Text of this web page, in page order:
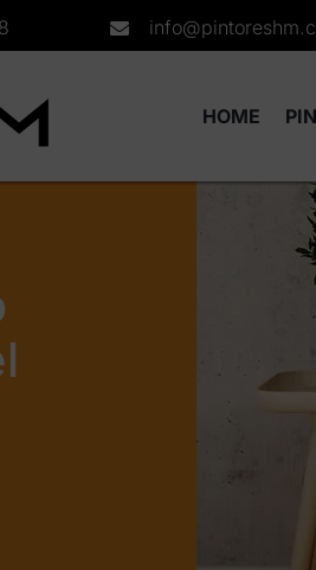
HOME